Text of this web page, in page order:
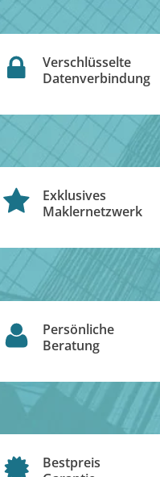
Verschlüsselte
Datenverbindung
Exklusives
Maklernetzwerk
Persönliche
Beratung
Bestpreis